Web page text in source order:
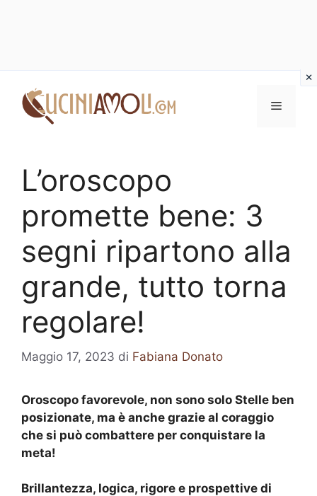
contenuto
Menu
L’oroscopo
promette bene: 3
segni ripartono alla
grande, tutto torna
regolare!
Maggio 17, 2023 di Fabiana Donato
Oroscopo favorevole, non sono solo Stelle ben
posizionate, ma è anche grazie al coraggio
che si può combattere per conquistare la
meta!
Brillantezza, logica, rigore e prospettive di